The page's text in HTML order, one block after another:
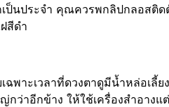
นประจำ คุณควรพกลิปกลอสติด
สีดำ
พาะเวลาที่ดวงตาดูมีน้ำหล่อเลี้
ว่าอีกข้าง ให้ใช้เครื่องสำอางแ